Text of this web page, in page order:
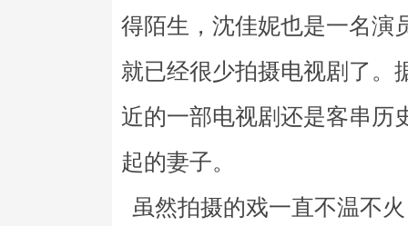
得陌生，沈佳妮也是一名演
就已经很少拍摄电视剧了。
近的一部电视剧还是客串历
起的妻子。
虽然拍摄的戏一直不温不